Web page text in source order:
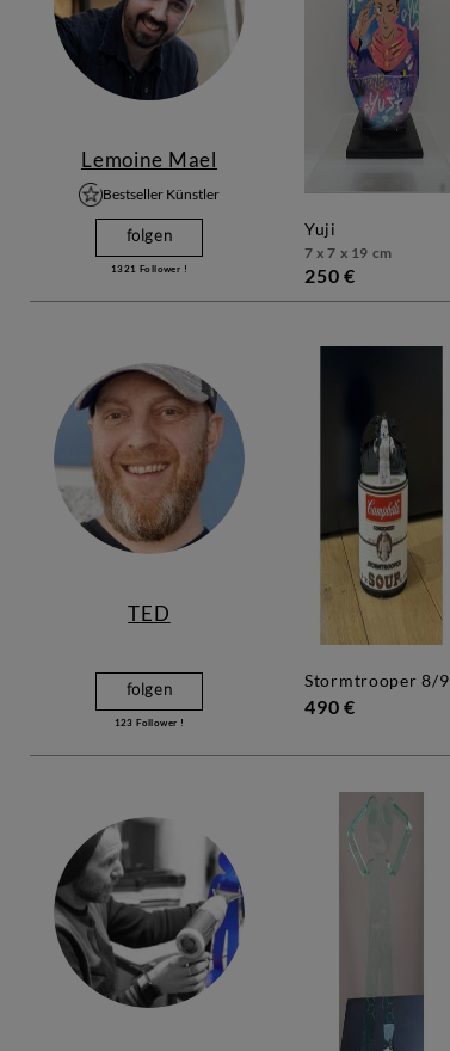
Lemoine Mael
Bestseller Künstler
folgen
1321 Follower !
yuji
7 x 7 x 19 cm
250 €
TED
folgen
123 Follower !
stormtrooper 8/9
490 €